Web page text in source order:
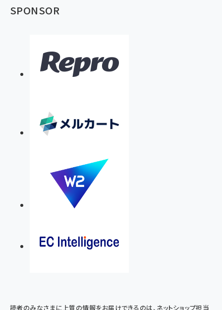
SPONSOR
読者のみなさまに上質の情報をお届けできるのは、ネットショップ担当